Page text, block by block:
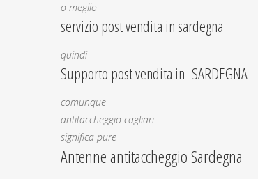
o meglio
servizio post vendita in sardegna
quindi
Supporto post vendita in SARDEGNA
comunque
antitaccheggio cagliari
significa pure
Antenne antitaccheggio Sardegna